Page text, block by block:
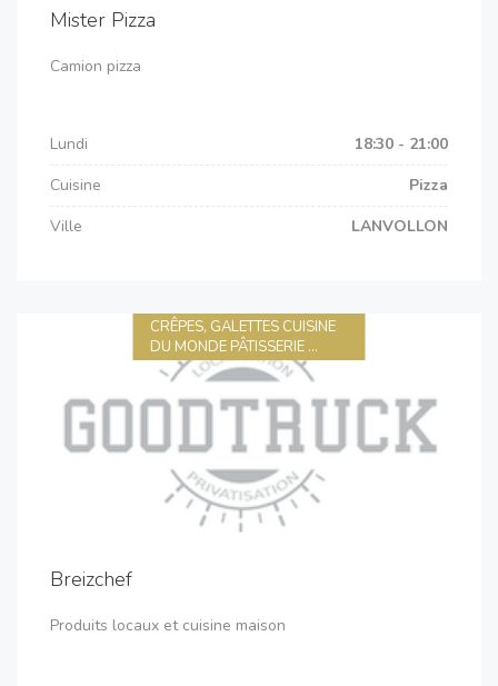
Mister Pizza
Camion pizza
Lundi
18:30 - 21:00
Cuisine
Pizza
Ville
LANVOLLON
CRÊPES, GALETTES CUISINE
DU MONDE PÂTISSERIE ...
Breizchef
Produits locaux et cuisine maison